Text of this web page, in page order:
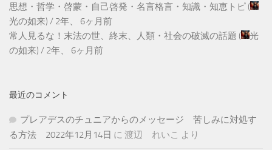
思想・哲学・啓蒙・自己啓発・名言格言・知識・知恵トピ (
光の如来) / 2年、 6ヶ月前
常人見るな！末法の世、終末、人類・社会の破滅の話題 (
光
の如来) / 2年、 6ヶ月前
最近のコメント
プレアデスのチュニアからのメッセージ 苦しみに対処す
る方法 2022年12月14日 に 渡辺 れいこ より